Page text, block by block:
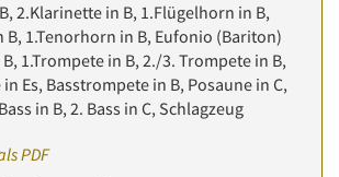
2.Klarinette in B, 1.Flügelhorn in B,
1.Tenorhorn in B, Eufonio (Bariton)
1.Trompete in B, 2./3. Trompete in B,
Es, Basstrompete in B, Posaune in C,
in B, 2. Bass in C, Schlagzeug
PDF